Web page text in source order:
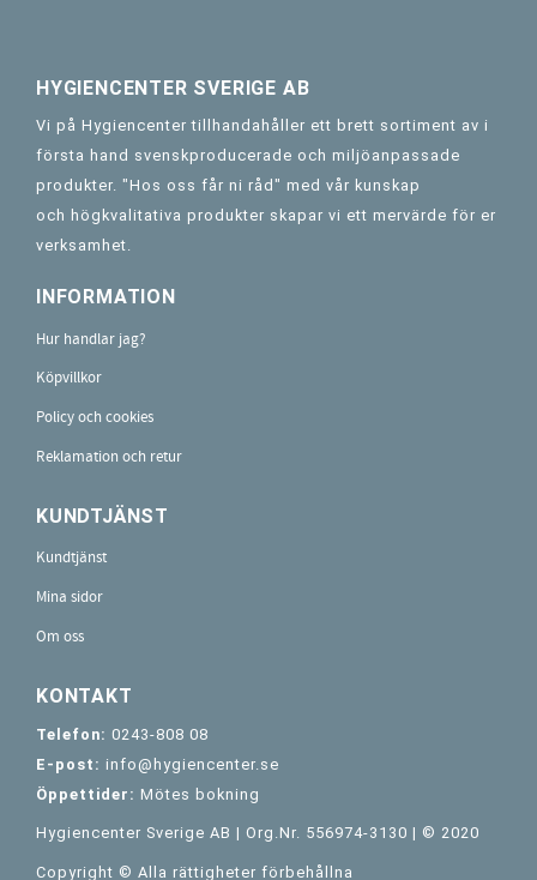
HYGIENCENTER SVERIGE AB
Vi på Hygiencenter tillhandahåller ett brett sortiment av i
första hand svenskproducerade och miljöanpassade
produkter. "Hos oss får ni råd" med vår kunskap
och högkvalitativa produkter skapar vi ett mervärde för er
verksamhet.
INFORMATION
Hur handlar jag?
Köpvillkor
Policy och cookies
Reklamation och retur
KUNDTJÄNST
Kundtjänst
Mina sidor
Om oss
KONTAKT
Telefon: 0243-808 08
E-post: info@hygiencenter.se
Öppettider: Mötes bokning
Hygiencenter Sverige AB | Org.Nr. 556974-3130 | © 2020
Copyright © Alla rättigheter förbehållna